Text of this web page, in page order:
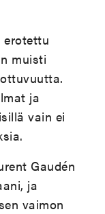
erotettu
muisti
ja
vain ei
Gaudén
ja
vaimon